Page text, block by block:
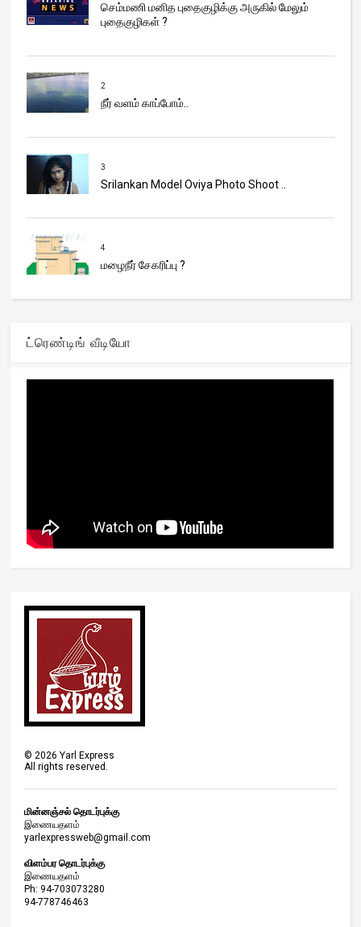
செம்மணி மனித புதைகுழிக்கு அருகில் மேலும்
புதைகுழிகள் ?
2
நீர் வளம் காப்போம்..
3
Srilankan Model Oviya Photo Shoot ..
4
மழைநீர் சேகரிப்பு ?
ட்ரெண்டிங் வீடியோ
©2026 Yarl Express
All rights reserved.
மின்னஞ்சல் தொடர்புக்கு
இணையதளம்
yarlexpressweb@gmail.com
விளம்பர தொடர்புக்கு
இணையதளம்
Ph: 94-703073280
94-778746463